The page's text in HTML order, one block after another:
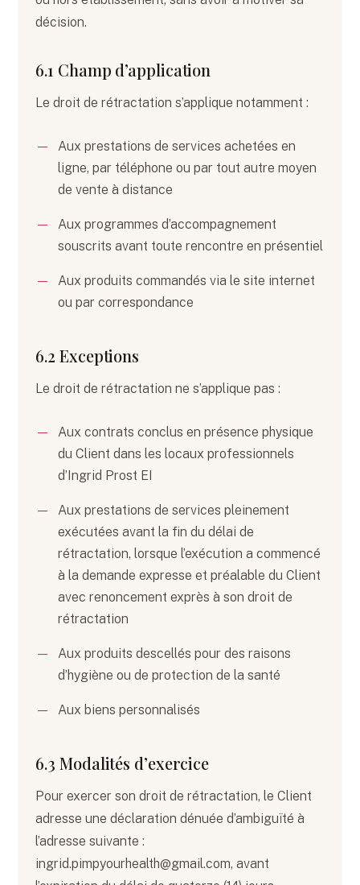
décision.
6.1 Champ d’application
Le droit de rétractation s’applique notamment :
Aux prestations de services achetées en
ligne, par téléphone ou par tout autre moyen
de vente à distance
Aux programmes d’accompagnement
souscrits avant toute rencontre en présentiel
Aux produits commandés via le site internet
ou par correspondance
6.2 Exceptions
Le droit de rétractation ne s’applique pas :
Aux contrats conclus en présence physique
du Client dans les locaux professionnels
d’Ingrid Prost EI
Aux prestations de services pleinement
exécutées avant la fin du délai de
rétractation, lorsque l’exécution a commencé
à la demande expresse et préalable du Client
avec renoncement exprès à son droit de
rétractation
Aux produits descellés pour des raisons
d’hygiène ou de protection de la santé
Aux biens personnalisés
6.3 Modalités d’exercice
Pour exercer son droit de rétractation, le Client
adresse une déclaration dénuée d’ambiguïté à
l’adresse suivante :
ingrid.pimpyourhealth@gmail.com, avant